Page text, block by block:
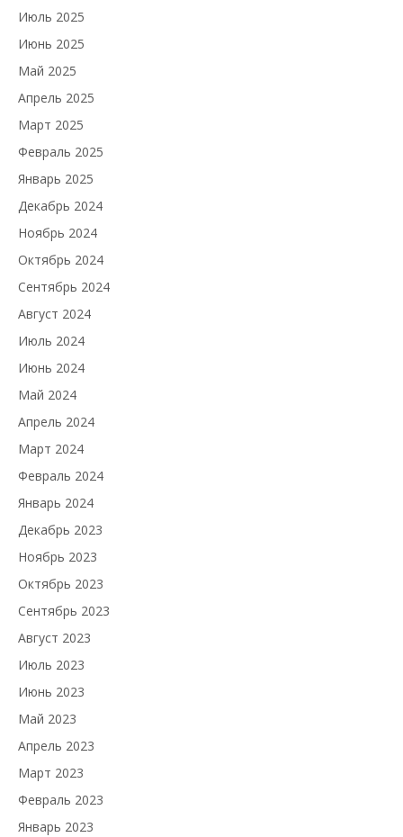
Июль 2025
Июнь 2025
Май 2025
Апрель 2025
Март 2025
Февраль 2025
Январь 2025
Декабрь 2024
Ноябрь 2024
Октябрь 2024
Сентябрь 2024
Август 2024
Июль 2024
Июнь 2024
Май 2024
Апрель 2024
Март 2024
Февраль 2024
Январь 2024
Декабрь 2023
Ноябрь 2023
Октябрь 2023
Сентябрь 2023
Август 2023
Июль 2023
Июнь 2023
Май 2023
Апрель 2023
Март 2023
Февраль 2023
Январь 2023